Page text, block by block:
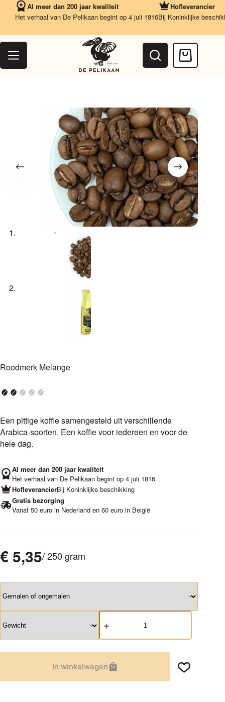
inhoud
Al meer dan 200 jaar kwaliteit
Het verhaal van De Pelikaan begint op 4 juli 1816
Hofleverancier
Bij Koninklijke
Roodmerk Melange
Een pittige koffie samengesteld uit verschillende
Arabica-soorten. Een koffie voor iedereen en voor de
hele dag.
Al meer dan 200 jaar kwaliteit
Het verhaal van De Pelikaan begint op 4 juli 1816
HofleverancierBij Koninklijke beschikking
Gratis bezorging
Vanaf 50 euro in Nederland en 60 euro in België
€5,35/ 250 gram
Melange
aantal
In winkelwagen